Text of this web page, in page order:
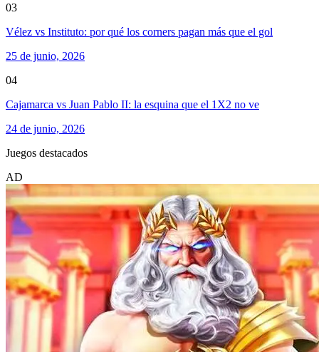
03
Vélez vs Instituto: por qué los corners pagan más que el gol
25 de junio, 2026
04
Cajamarca vs Juan Pablo II: la esquina que el 1X2 no ve
24 de junio, 2026
Juegos destacados
AD